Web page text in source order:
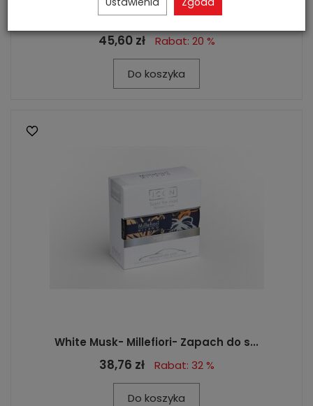
Zenzero Lucente - Millefiori Milano...
45,60 zł Rabat: 20 %
Do koszyka
White Musk- Millefiori- Zapach do s...
38,76 zł Rabat: 32 %
Do koszyka